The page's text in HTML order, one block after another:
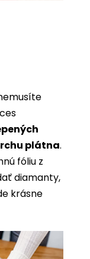
plátna.
fóliu z
diamanty,
krásne